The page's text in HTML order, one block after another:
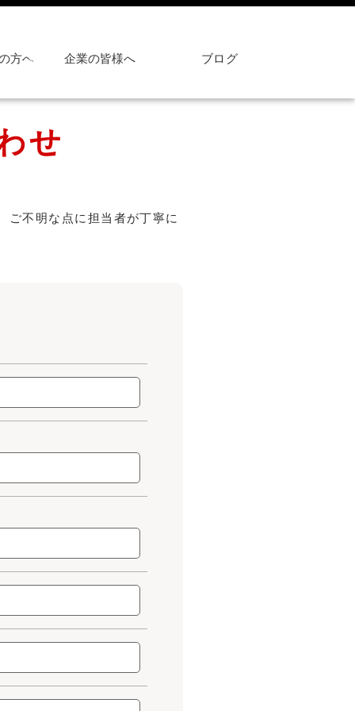
方へ 企業の皆様へ ブログ
せ
ご不明な点に担当者が丁寧に